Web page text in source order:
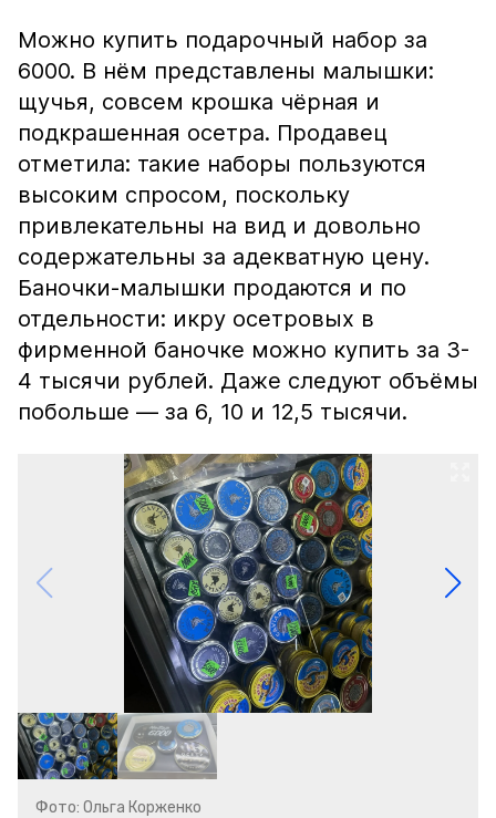
Можно купить подарочный набор за
6000. В нём представлены малышки:
щучья, совсем крошка чёрная и
подкрашенная осетра. Продавец
отметила: такие наборы пользуются
высоким спросом, поскольку
привлекательны на вид и довольно
содержательны за адекватную цену.
Баночки-малышки продаются и по
отдельности: икру осетровых в
фирменной баночке можно купить за 3-
4 тысячи рублей. Даже следуют объёмы
побольше — за 6, 10 и 12,5 тысячи.
Фото: Ольга Корженко